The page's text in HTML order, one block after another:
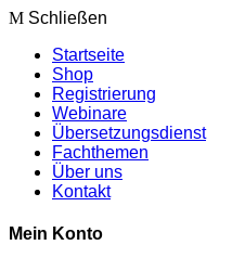
Schließen
Startseite
Shop
Registrierung
Webinare
Übersetzungsdienst
Fachthemen
Über uns
Kontakt
Mein Konto